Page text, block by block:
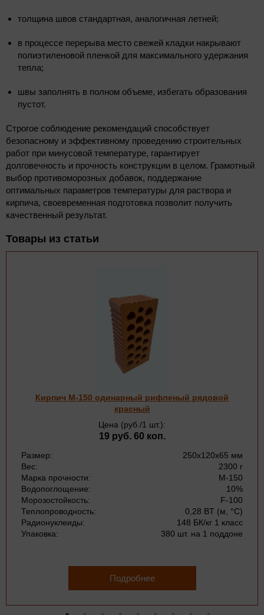
толщина швов стандартная, аналогичная летней;
в процессе перерыва место свежей кладки накрывают
полиэтиленовой пленкой для максимального удержания
тепла;
швы заполнять в полном объеме, избегать образования
пустот.
Строгое соблюдение рекомендаций способствует
безопасному и эффективному проведению строительных
работ при минусовой температуре, гарантирует
долговечность и прочность конструкции в целом. Грамотный
выбор противоморозных добавок, поддержание
оптимальных параметров температуры для раствора и
кирпича, своевременная подготовка позволит получить
качественный результат.
Товары из статьи
Кирпич М-150 одинарный рифленый рядовой
красный
Цена (руб./1 шт.):
19 руб. 60 коп.
Размер:
250х120х65 мм
Вес:
2300 г
Марка прочности:
М-150
Водопоглощение:
10%
Морозостойкость:
F-100
Теплопроводность:
0,28 BT (м, °С)
Радионуклеиды:
148 БК/кг 1 класс
Упаковка:
380 шт. на 1 поддоне
Подробнее